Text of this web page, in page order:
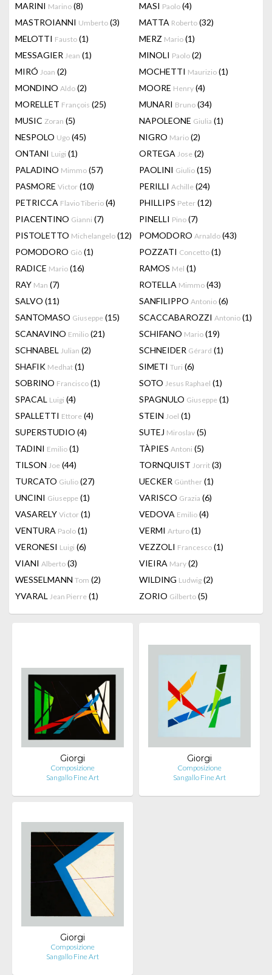
MARINI Marino (8) MASI Paolo (4)
MASTROIANNI Umberto (3) MATTA Roberto (32)
MELOTTI Fausto (1) MERZ Mario (1)
MESSAGIER Jean (1) MINOLI Paolo (2)
MIRÓ Joan (2) MOCHETTI Maurizio (1)
MONDINO Aldo (2) MOORE Henry (4)
MORELLET François (25) MUNARI Bruno (34)
MUSIC Zoran (5) NAPOLEONE Giulia (1)
NESPOLO Ugo (45) NIGRO Mario (2)
ONTANI Luigi (1) ORTEGA Jose (2)
PALADINO Mimmo (57) PAOLINI Giulio (15)
PASMORE Victor (10) PERILLI Achille (24)
PETRICCA Flavio Tiberio (4) PHILLIPS Peter (12)
PIACENTINO Gianni (7) PINELLI Pino (7)
PISTOLETTO Michelangelo (12) POMODORO Arnaldo (43)
POMODORO Giò (1) POZZATI Concetto (1)
RADICE Mario (16) RAMOS Mel (1)
RAY Man (7) ROTELLA Mimmo (43)
SALVO (11) SANFILIPPO Antonio (6)
SANTOMASO Giuseppe (15) SCACCABAROZZI Antonio (1)
SCANAVINO Emilio (21) SCHIFANO Mario (19)
SCHNABEL Julian (2) SCHNEIDER Gérard (1)
SHAFIK Medhat (1) SIMETI Turi (6)
SOBRINO Francisco (1) SOTO Jesus Raphael (1)
SPACAL Luigi (4) SPAGNULO Giuseppe (1)
SPALLETTI Ettore (4) STEIN Joel (1)
SUPERSTUDIO (4) SUTEJ Miroslav (5)
TADINI Emilio (1) TÀPIES Antoni (5)
TILSON Joe (44) TORNQUIST Jorrit (3)
TURCATO Giulio (27) UECKER Günther (1)
UNCINI Giuseppe (1) VARISCO Grazia (6)
VASARELY Victor (1) VEDOVA Emilio (4)
VENTURA Paolo (1) VERMI Arturo (1)
VERONESI Luigi (6) VEZZOLI Francesco (1)
VIANI Alberto (3) VIEIRA Mary (2)
WESSELMANN Tom (2) WILDING Ludwig (2)
YVARAL Jean Pierre (1) ZORIO Gilberto (5)
Giorgi
Composizione
Sangallo Fine Art
Giorgi
Composizione
Sangallo Fine Art
Giorgi
Composizione
Sangallo Fine Art